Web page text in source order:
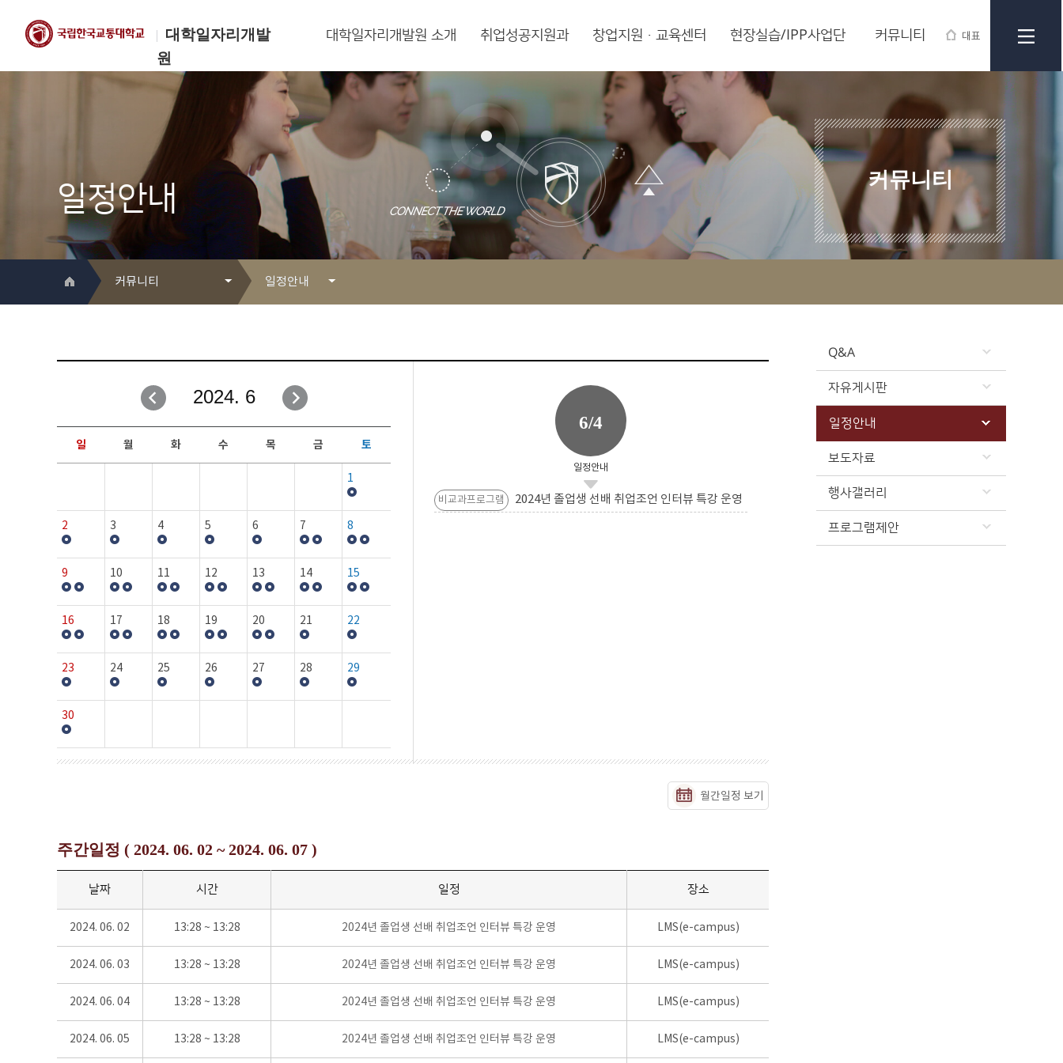
대학일자리개발
원
대표
한국교통대학교
대학일자리개발원
대학일자리개발원 소개 취업성공지원과 창업지원·교육센터 현장실습/IPP사업단 커뮤니티
일정안내
커뮤니티
커뮤니티
취업성공지원과
창업지원·교육센터
현장실습/IPP사업단
커뮤니티
일정안내
자유게시판
일정안내
보도자료
행사갤러리
Q&A
자유게시판
일정안내
보도자료
행사갤러리
프로그램제안
2024. 6
일 월 화 수 목 금 토
1
2 3 4 5 6 7 8
9 10 11 12 13 14 15
16 17 18 19 20 21 22
23 24 25 26 27 28 29
30
6/4
일정안내
비교과프로그램 2024년 졸업생 선배 취업조언 인터뷰 특강 운영
월간일정 보기
주간일정 ( 2024. 06. 02 ~ 2024. 06. 07 )
날짜 시간 일정 장소
2024. 06. 02 13:28 ~ 13:28 2024년 졸업생 선배 취업조언 인터뷰 특강 운영 LMS(e-campus)
2024. 06. 03 13:28 ~ 13:28 2024년 졸업생 선배 취업조언 인터뷰 특강 운영 LMS(e-campus)
2024. 06. 04 13:28 ~ 13:28 2024년 졸업생 선배 취업조언 인터뷰 특강 운영 LMS(e-campus)
2024. 06. 05 13:28 ~ 13:28 2024년 졸업생 선배 취업조언 인터뷰 특강 운영 LMS(e-campus)